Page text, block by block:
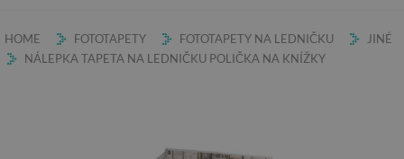
HOME FOTOTAPETY FOTOTAPETY NA LEDNIČKU
JINÉ
NÁLEPKA TAPETA NA LEDNIČKU POLIČKA NA KNÍŽKY